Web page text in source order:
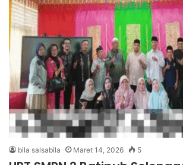
bila salsabila Maret 14, 2026 5